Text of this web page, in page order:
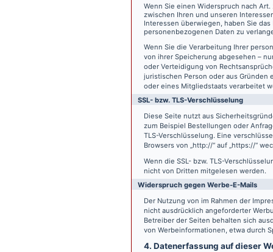
Wenn Sie einen Widerspruch nach
zwischen Ihren und unseren
Interessen überwiegen, haben Sie
personenbezogenen Daten zu
Wenn Sie die Verarbeitung Ihrer
von ihrer Speicherung abgesehen –
oder Verteidigung von
juristischen Person oder aus
oder eines Mitgliedstaats verarbeitet
SSL- bzw. TLS-Verschlüsselung
Diese Seite nutzt aus
zum Beispiel Bestellungen oder
TLS-Verschlüsselung. Eine
Browsers von „http://“ auf „https://“
Wenn die SSL- bzw. TLS-
nicht von Dritten mitgelesen werden.
Widerspruch gegen Werbe-E-Mails
Der Nutzung von im Rahmen der
nicht ausdrücklich angeforderter
Betreiber der Seiten behalten sich
von Werbeinformationen, etwa durch
4. Datenerfassung auf dieser